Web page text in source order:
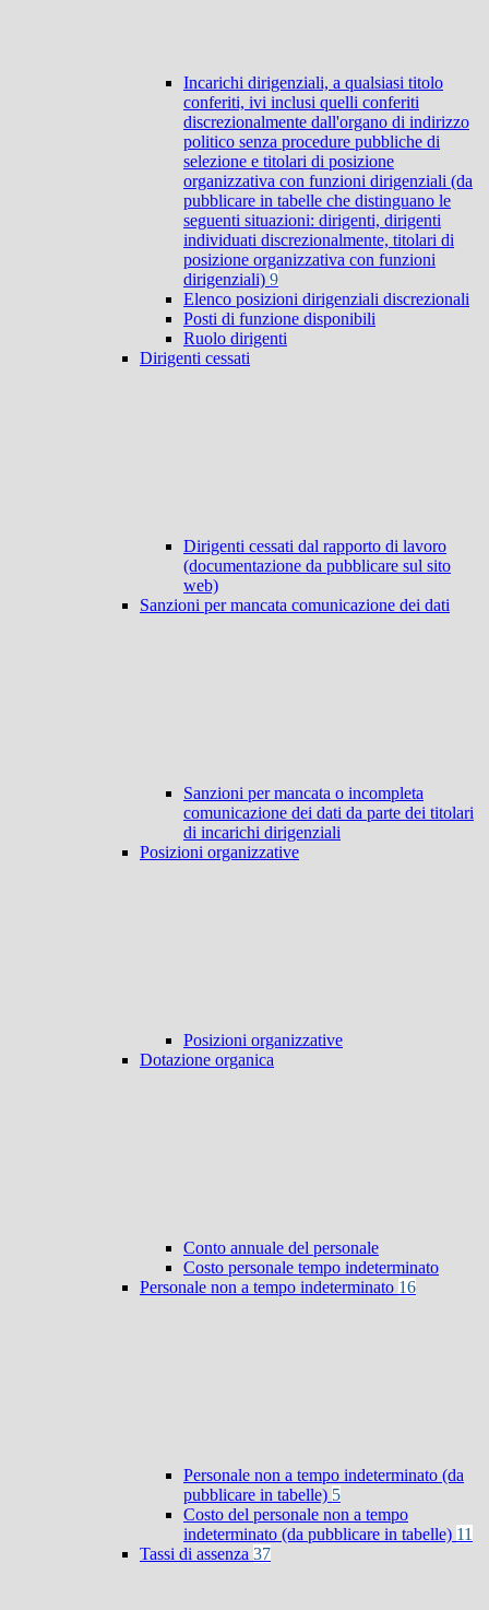
Incarichi dirigenziali, a qualsiasi titolo
conferiti, ivi inclusi quelli conferiti
discrezionalmente dall'organo di indirizzo
politico senza procedure pubbliche di
selezione e titolari di posizione
organizzativa con funzioni dirigenziali (da
pubblicare in tabelle che distinguano le
seguenti situazioni: dirigenti, dirigenti
individuati discrezionalmente, titolari di
posizione organizzativa con funzioni
dirigenziali) 9
Elenco posizioni dirigenziali discrezionali
Posti di funzione disponibili
Ruolo dirigenti
Dirigenti cessati
Dirigenti cessati dal rapporto di lavoro
(documentazione da pubblicare sul sito
web)
Sanzioni per mancata comunicazione dei dati
Sanzioni per mancata o incompleta
comunicazione dei dati da parte dei titolari
di incarichi dirigenziali
Posizioni organizzative
Posizioni organizzative
Dotazione organica
Conto annuale del personale
Costo personale tempo indeterminato
Personale non a tempo indeterminato 16
Personale non a tempo indeterminato (da
pubblicare in tabelle) 5
Costo del personale non a tempo
indeterminato (da pubblicare in tabelle) 11
Tassi di assenza 37